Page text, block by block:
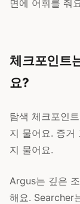
면에 어휘를 줘
체크포인트
요?
탐색 체크포인
지 물어요. 증거
지 물어요.
Argus는 깊은
해요. Searcher